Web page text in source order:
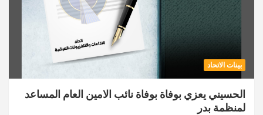
بينات الاتحاد
الحسيني يعزي بوفاة بوفاة نائب الامين العام المساعد
لمنظمة بدر